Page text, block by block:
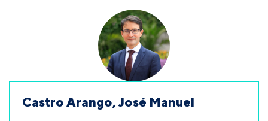
Castro Arango, José Manuel